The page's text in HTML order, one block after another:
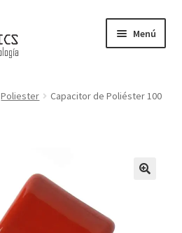
Menú
Poliester
Capacitor de Poliéster 100